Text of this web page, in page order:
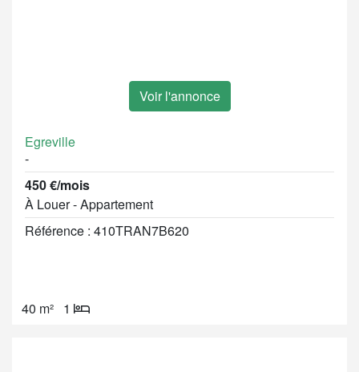
Voir l'annonce
Egreville
-
450 €/mois
À Louer - Appartement
Référence : 410TRAN7B620
40 m² 1